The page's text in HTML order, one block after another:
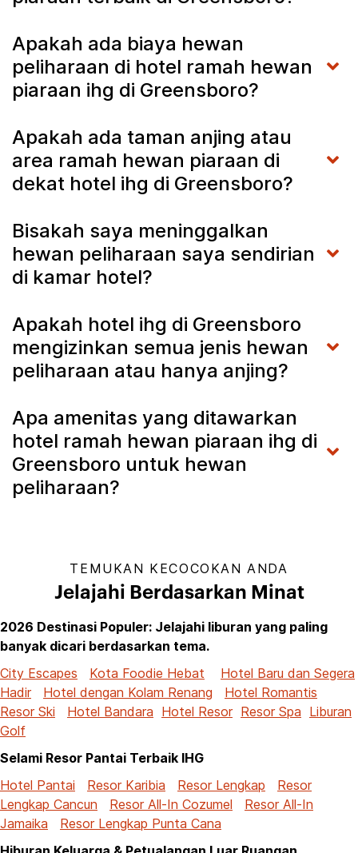
Apakah ada biaya hewan
peliharaan di hotel ramah hewan
piaraan ihg di Greensboro?
Apakah ada taman anjing atau
area ramah hewan piaraan di
dekat hotel ihg di Greensboro?
Bisakah saya meninggalkan
hewan peliharaan saya sendirian
di kamar hotel?
Apakah hotel ihg di Greensboro
mengizinkan semua jenis hewan
peliharaan atau hanya anjing?
Apa amenitas yang ditawarkan
hotel ramah hewan piaraan ihg di
Greensboro untuk hewan
peliharaan?
TEMUKAN KECOCOKAN ANDA
Jelajahi Berdasarkan Minat
2026 Destinasi Populer: Jelajahi liburan yang paling
banyak dicari berdasarkan tema.
City Escapes
Kota Foodie Hebat
Hotel Baru dan Segera
Hadir
Hotel dengan Kolam Renang
Hotel Romantis
Resor Ski
Hotel Bandara Hotel Resor Resor Spa Liburan
Golf
Selami Resor Pantai Terbaik IHG
Hotel Pantai
Resor Karibia Resor Lengkap
Resor
Lengkap Cancun
Resor All-In Cozumel
Resor All-In
Jamaika
Resor Lengkap Punta Cana